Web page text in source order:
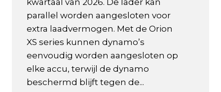
kwartaal van 2026. De lader kan
parallel worden aangesloten voor
extra laadvermogen. Met de Orion
XS series kunnen dynamo’s
eenvoudig worden aangesloten op
elke accu, terwijl de dynamo
beschermd blijft tegen de...